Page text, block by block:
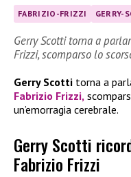
FABRIZIO-FRIZZI GERRY-
Gerry Scotti torna a
Frizzi, scomparso lo
Gerry Scotti torna a
Fabrizio Frizzi,
un’emorragia cerebrale.
Gerry Scotti
Fabrizio Frizzi